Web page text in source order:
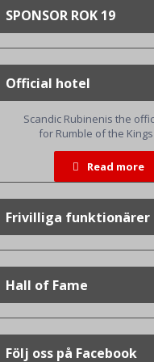
SPONSOR ROK 19
Official hotel
Scandic Rubinenis the
for Rumble of the Kings
Read more
Frivilliga funktionärer
Hall of Fame
Följ oss på Facebook